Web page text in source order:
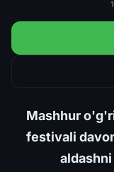
Mashhur
festivali